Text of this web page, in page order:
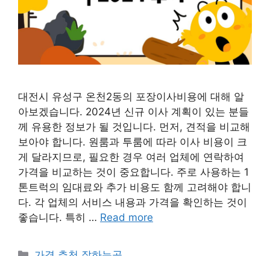
대전시 유성구 온천2동의 포장이사비용에 대해 알
아보겠습니다. 2024년 신규 이사 계획이 있는 분들
께 유용한 정보가 될 것입니다. 먼저, 견적을 비교해
보아야 합니다. 원룸과 투룸에 따라 이사 비용이 크
게 달라지므로, 필요한 경우 여러 업체에 연락하여
가격을 비교하는 것이 중요합니다. 주로 사용하는 1
톤트럭의 임대료와 추가 비용도 함께 고려해야 합니
다. 각 업체의 서비스 내용과 가격을 확인하는 것이
좋습니다. 특히 … Read more
카